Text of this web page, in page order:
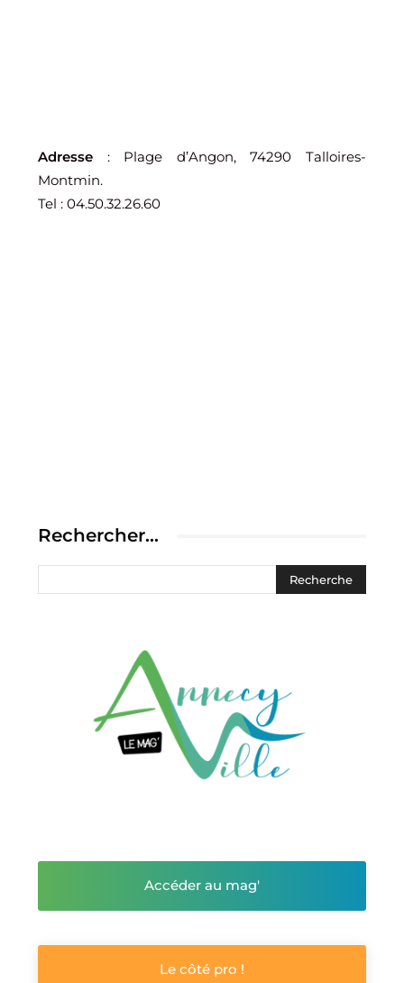
Adresse : Plage d’Angon, 74290 Talloires-
Montmin.
Tel : 04.50.32.26.60
Rechercher…
Accéder au mag'
Le côté pro !